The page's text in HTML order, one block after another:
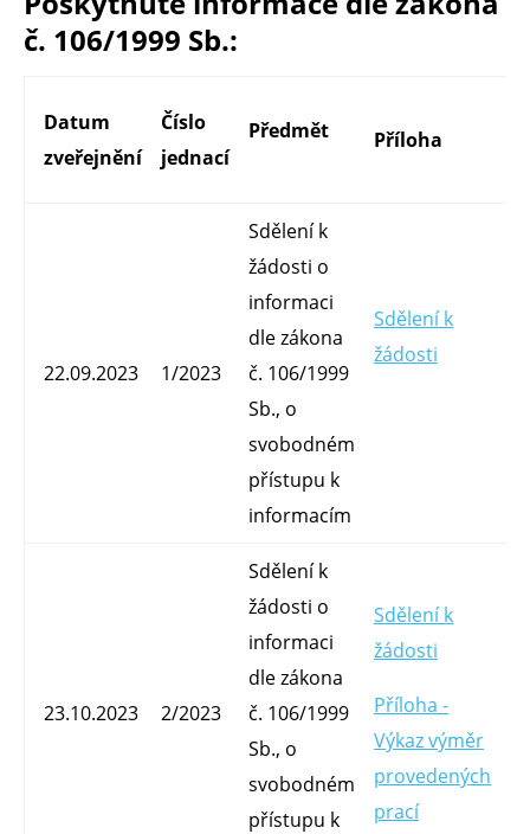
č. 106/1999 Sb.:
Datum
zveřejnění
Číslo
jednací
Předmět Příloha
22.09.2023 1/2023
Sdělení k
žádosti o
informaci
dle zákona
č. 106/1999
Sb., o
svobodném
přístupu k
informacím
Sdělení k
žádosti
23.10.2023 2/2023
Sdělení k
žádosti o
informaci
dle zákona
č. 106/1999
Sb., o
svobodném
přístupu k
Sdělení k
žádosti
Příloha -
Výkaz výměr
provedených
prací